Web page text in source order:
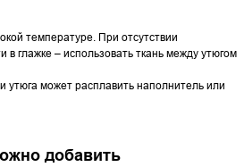
температуре. При отсутствии
в глажке – использовать ткань между утюгом
утюга может расплавить наполнитель или
добавить